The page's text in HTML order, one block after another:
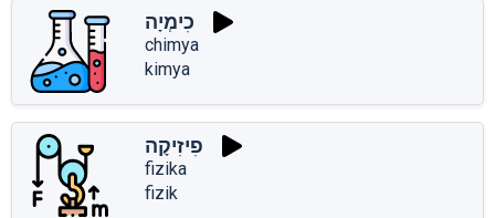
כִימְיָה
chimya
kimya
פִיזִיקָה
fizika
fizik